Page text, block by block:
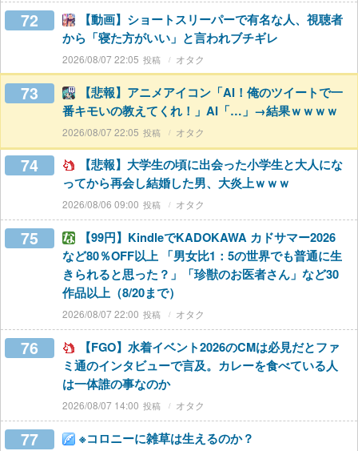
72
【動画】ショートスリーパーで有名な人、視聴者
から「寝た方がいい」と言われブチギレ
2026/08/07 22:05 オタク
73
【悲報】アニメアイコン「AI！俺のツイートで一
番キモいの教えてくれ！」AI「…」→結果ｗｗｗｗ
2026/08/07 22:05 オタク
74
【悲報】大学生の頃に出会った小学生と大人にな
ってから再会し結婚した男、大炎上ｗｗｗ
2026/08/06 09:00 オタク
75
【99円】KindleでKADOKAWA カドサマー2026
など80％OFF以上 「男女比1：5の世界でも普通に生
きられると思った？」「珍獣のお医者さん」など30
作品以上（8/20まで）
2026/08/07 22:00 オタク
76
【FGO】水着イベント2026のCMは必見だとファ
ミ通のインタビューで言及。カレーを食べている人
は一体誰の事なのか
2026/08/07 14:00 オタク
77 ※コロニーに雑草は生えるのか？